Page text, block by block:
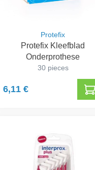
Protefix
Protefix Kleefblad
Onderprothese
30 pieces
6,11 €